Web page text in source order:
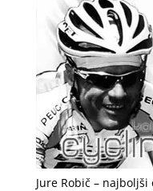
Jure Robič –